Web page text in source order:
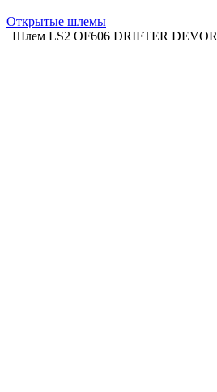
Открытые шлемы
Шлем LS2 OF606 DRIFTER DEVOR